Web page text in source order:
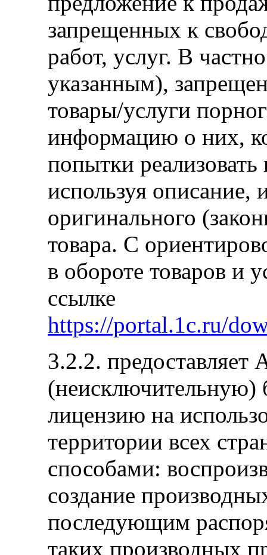
запрещенных к
работ, услуг. В
указанным),
товары/услуги
информацию о них,
попытки
используя описание,
оригинального
товара. С
в обороте товаров и
ссылке
https://portal.1c.ru/
3.2.2.
(неисключительную)
лицензию на
территории всех
способами:
создание
последующим
таких производных